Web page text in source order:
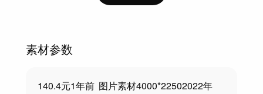
素材参数
140.4元1年前 图片素材4000*22502022年